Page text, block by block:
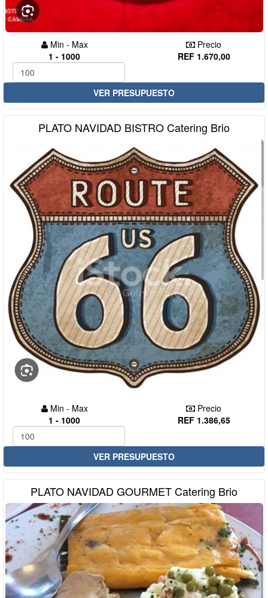
Min - Max
1 - 1000
Precio
REF 1.670,00
VER PRESUPUESTO
PLATO NAVIDAD BISTRO Catering Brio
Min - Max
1 - 1000
Precio
REF 1.386,65
VER PRESUPUESTO
PLATO NAVIDAD GOURMET Catering Brio